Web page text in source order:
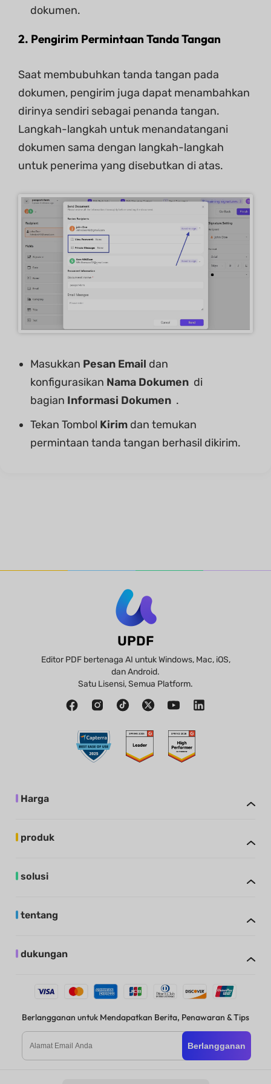
dokumen.
2. Pengirim Permintaan Tanda Tangan
Saat membubuhkan tanda tangan pada
dokumen, pengirim juga dapat menambahkan
dirinya sendiri sebagai penanda tangan.
Langkah-langkah untuk menandatangani
dokumen sama dengan langkah-langkah
untuk penerima yang disebutkan di atas.
Masukkan Pesan Email dan
konfigurasikan Nama Dokumen di
bagian Informasi Dokumen .
Tekan Tombol Kirim dan temukan
permintaan tanda tangan berhasil dikirim.
UPDF
Editor PDF bertenaga AI untuk Windows, Mac, iOS,
dan Android.
Satu Lisensi, Semua Platform.
Harga
produk
solusi
tentang
dukungan
Berlangganan untuk Mendapatkan Berita, Penawaran & Tips
Berlangganan